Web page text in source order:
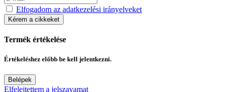
Elfogadom az adatkezelési irányelveket
Kérem a cikkeket
Termék értékelése
Értékeléshez előbb be kell jelentkezni.
Belépek
Elfelejtettem a jelszavamat